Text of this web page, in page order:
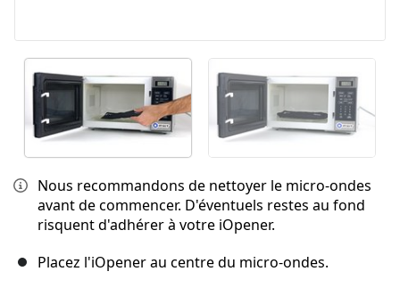
Nous recommandons de nettoyer le micro-ondes
avant de commencer. D'éventuels restes au fond
risquent d'adhérer à votre iOpener.
Placez l'iOpener au centre du micro-ondes.